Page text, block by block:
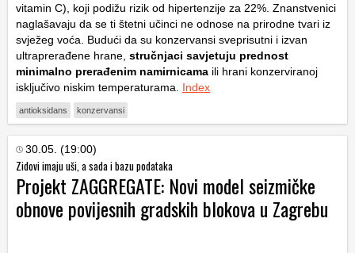
vitamin C), koji podižu rizik od hipertenzije za 22%. Znanstvenici
naglašavaju da se ti štetni učinci ne odnose na prirodne tvari iz
svježeg voća. Budući da su konzervansi sveprisutni i izvan
ultraprerađene hrane, stručnjaci savjetuju prednost
minimalno prerađenim namirnicama ili hrani konzerviranoj
isključivo niskim temperaturama. Index
antioksidans konzervansi
30.05. (19:00)
Zidovi imaju uši, a sada i bazu podataka
Projekt ZAGGREGATE: Novi model seizmičke
obnove povijesnih gradskih blokova u Zagrebu